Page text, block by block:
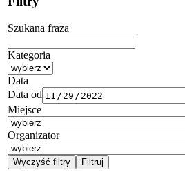
Szukana fraza
Kategoria
Data
Data od
Miejsce
Organizator